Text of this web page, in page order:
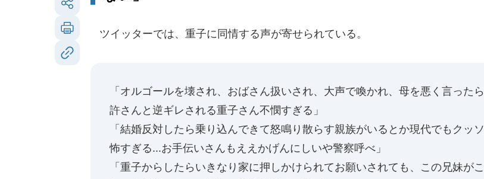
ツイッターでは、重子に同情する声が寄せられている。
「オルゴールを壊され、おばさん扱いされ、大声で喚かれ、母を悪く言ったら
許さんと逆ギレされる重子さん不憫すぎる」
「結婚反対したら乗り込んできて怒鳴り散らす親族がいるとか現代でもクッソ
怖すぎる...お手伝いさんもええかげんにしいや警察呼べ」
「重子からしたらいきなり家に押しかけられてお願いされても、この兄妹がこ